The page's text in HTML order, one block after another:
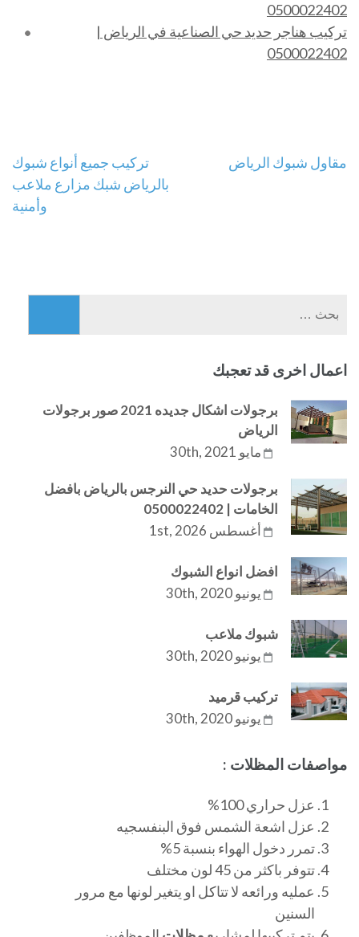
0500022402
تركيب هناجر حديد حي الصناعية في الرياض |
0500022402
تصفّح
مقاول شبوك الرياض
تركيب جميع أنواع شبوك
بالرياض شبك مزارع ملاعب
وأمنية
اعمال اخرى قد تعجبك
برجولات اشكال جديده 2021 صور برجولات
الرياض
مايو 30th, 2021
برجولات حديد حي النرجس بالرياض بافضل
الخامات | 0500022402
أغسطس 1st, 2026
افضل انواع الشبوك
يونيو 30th, 2020
شبوك ملاعب
يونيو 30th, 2020
تركيب قرميد
يونيو 30th, 2020
مواصفات المظلات :
عزل حراري 100%
عزل اشعة الشمس فوق البنفسجيه
تمرر دخول الهواء بنسبة 5%
تتوفر باكثر من 45 لون مختلف
عمليه ورائعه لا تتاكل او يتغير لونها مع مرور
السنين